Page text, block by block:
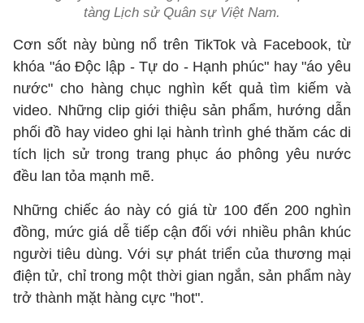
tàng Lịch sử Quân sự Việt Nam.
Cơn sốt này bùng nổ trên TikTok và Facebook, từ
khóa "áo Độc lập - Tự do - Hạnh phúc" hay "áo yêu
nước" cho hàng chục nghìn kết quả tìm kiếm và
video. Những clip giới thiệu sản phẩm, hướng dẫn
phối đồ hay video ghi lại hành trình ghé thăm các di
tích lịch sử trong trang phục áo phông yêu nước
đều lan tỏa mạnh mẽ.
Những chiếc áo này có giá từ 100 đến 200 nghìn
đồng, mức giá dễ tiếp cận đối với nhiều phân khúc
người tiêu dùng. Với sự phát triển của thương mại
điện tử, chỉ trong một thời gian ngắn, sản phẩm này
trở thành mặt hàng cực "hot".